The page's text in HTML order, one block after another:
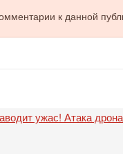
к данной
ужас! Атака